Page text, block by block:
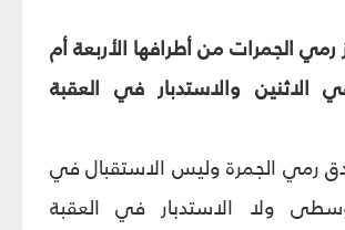
الجمرات من أطرافها الأربعة أم
الاثنين والاستدبار في العقبة
رمي الجمرة وليس الاستقبال في
ولا الاستدبار في العقبة